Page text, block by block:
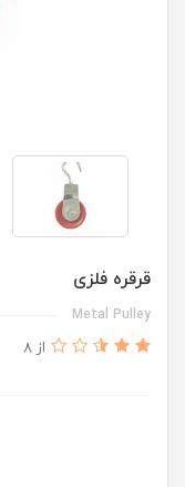
قرقره فلزی
Metal Pulley
از 8